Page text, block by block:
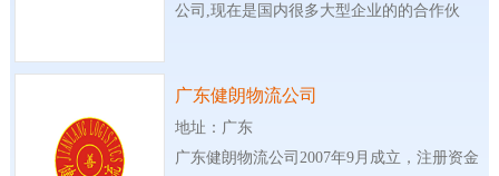
公司,现在是国内很多大型企业的的合作伙
广东健朗物流公司
地址：广东
广东健朗物流公司2007年9月成立，注册资金